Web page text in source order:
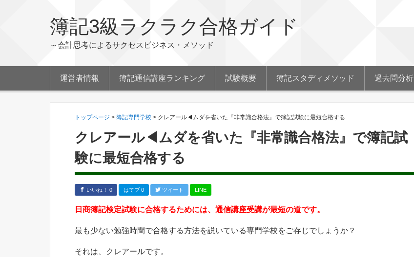
簿記3級ラクラク合格ガイド
～会計思考によるサクセスビジネス・メソッド
運営者情報 簿記通信講座ランキング 試験概要 簿記スタディメソッド 過去問分析
トップページ > 簿記専門学校 > クレアール◀ムダを省いた『非常識合格法』で簿記試験に最短合格する
クレアール◀ムダを省いた『非常識合格法』で簿記試
験に最短合格する
いいね！ 0 はてブ 0 ツイート LINE
日商簿記検定試験に合格するためには、通信講座受講が最短の道です。
最も少ない勉強時間で合格する方法を説いている専門学校をご存じでしょうか？
それは、クレアールです。